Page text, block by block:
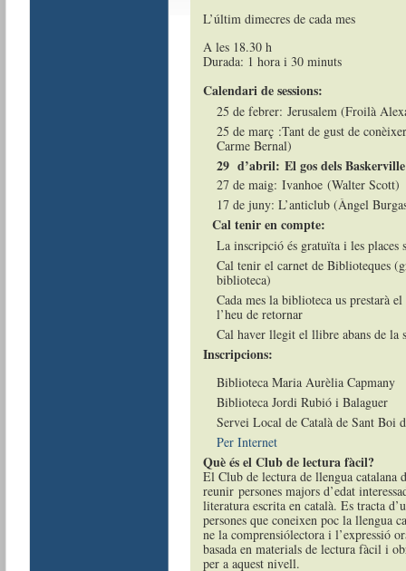
L’últim dimecres de cada mes
A les 18.30 h
Durada: 1 hora i 30 minuts
Calendari de sessions:
25 de febrer: Jerusalem (Froilà
25 de març :Tant de gust de
Carme Bernal)
29 d’abril: El gos dels
27 de maig: Ivanhoe (Walter Scott)
17 de juny: L’anticlub (Àngel
Cal tenir en compte:
La inscripció és gratuïta i les places
Cal tenir el carnet de Biblioteques
biblioteca)
Cada mes la biblioteca us prestarà
l’heu de retornar
Cal haver llegit el llibre abans de la
Inscripcions:
Biblioteca Maria Aurèlia Capmany
Biblioteca Jordi Rubió i Balaguer
Servei Local de Català de Sant Boi
Per Internet
Què és el Club de lectura fàcil?
El Club de lectura de llengua catalana
reunir persones majors d’edat
literatura escrita en català. Es tracta
persones que coneixen poc la llengua
ne la comprensiólectora i l’expressió
basada en materials de lectura fàcil i
per a aquest nivell.